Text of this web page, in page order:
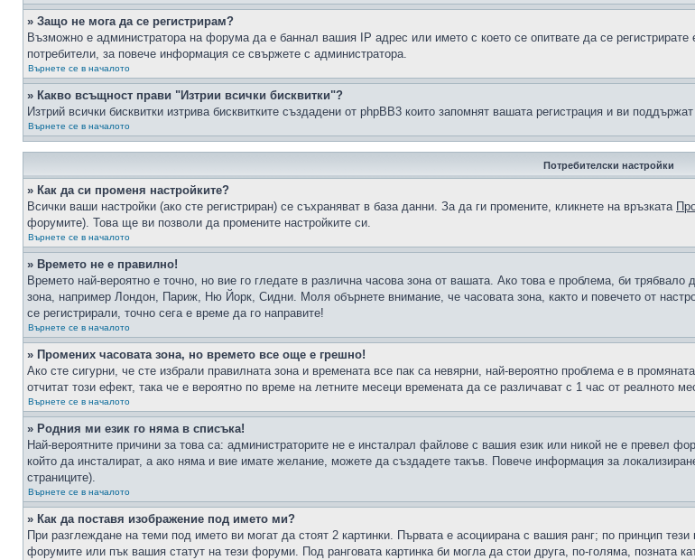
» Защо не мога да се регистрирам?
Възможно е администратора на форума да е баннал вашия IP адрес или името с което се опитвате да се
потребители, за повече информация се свържете с администратора.
Върнете се в началото
» Какво всъщност прави "Изтрии всички бисквитки"?
Изтрий всички бисквитки изтрива бисквитките създадени от phpBB3 които запомнят вашата регистрация и ви
Върнете се в началото
Потребителски настройки
» Как да си променя настройките?
Всички ваши настройки (ако сте регистриран) се съхраняват в база данни. За да ги промените, кликнете на връзката
форумите). Това ще ви позволи да промените настройките си.
Върнете се в началото
» Времето не е правилно!
Времето най-вероятно е точно, но вие го гледате в различна часова зона от вашата. Ако това е проблема, би
зона, например Лондон, Париж, Ню Йорк, Сидни. Моля обърнете внимание, че часовата зона, както и повечето от
се регистрирали, точно сега е време да го направите!
Върнете се в началото
» Промених часовата зона, но времето все още е грешно!
Ако сте сигурни, че сте избрали правилната зона и времената все пак са невярни, най-вероятно проблема е в
отчитат този ефект, така че е вероятно по време на летните месеци времената да се различават с 1 час от реалното
Върнете се в началото
» Родния ми език го няма в списъка!
Най-вероятните причини за това са: администраторите не е инсталрал файлове с вашия език или никой не е превел
който да инсталират, а ако няма и вие имате желание, можете да създадете такъв. Повече информация за
страниците).
Върнете се в началото
» Как да поставя изображение под името ми?
При разглеждане на теми под името ви могат да стоят 2 картинки. Първата е асоциирана с вашия ранг; по принцип
форумите или пък вашия статут на тези форуми. Под ранговата картинка би могла да стои друга, по-голяма, позната